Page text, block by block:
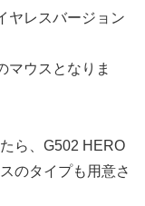
ヤレスバージョン
マウスとなりま
ら、G502 HERO
のタイプも用意さ